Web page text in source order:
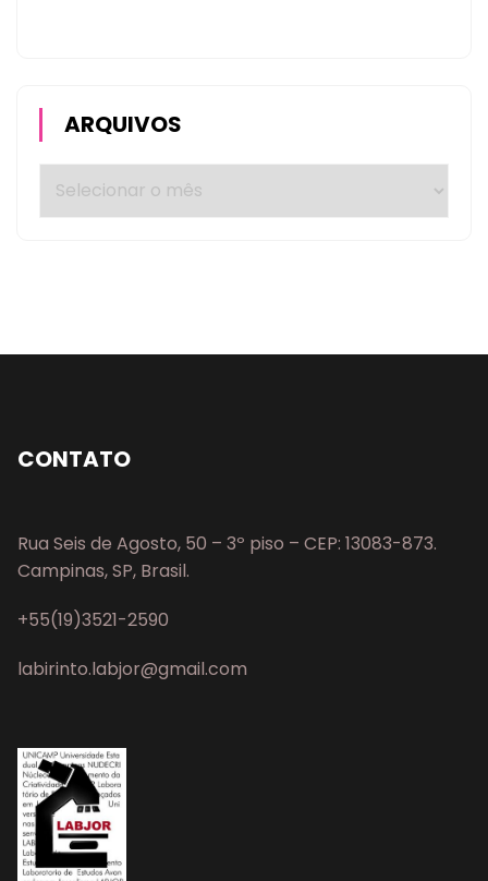
ARQUIVOS
CONTATO
Rua Seis de Agosto, 50 – 3º piso – CEP: 13083-873.
Campinas, SP, Brasil.
+55(19)3521-2590
labirinto.labjor@gmail.com